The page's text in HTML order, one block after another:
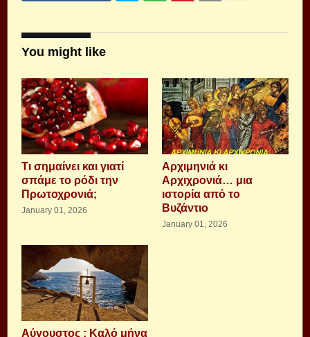
You might like
Τι σημαίνει και γιατί
σπάμε το ρόδι την
Πρωτοχρονιά;
January 01, 2026
Αρχιμηνιά κι
Αρχιχρονιά… μια
ιστορία από το
Βυζάντιο
January 01, 2026
Αύγουστος : Καλό μήνα